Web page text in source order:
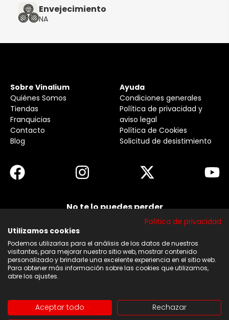
Envejecimiento
NA
Sobre Vinalium
Quiénes Somos
Tiendas
Franquicias
Contacto
Blog
Ayuda
Condiciones generales
Política de privacidad y
aviso legal
Política de Cookies
Solicitud de desistimiento
No te lo puedes perder
ninguna de nuestras noticias, ofertas y
Acepto los términos y condiciones
Política de privacidad
Utilizamos cookies
Podemos utilizarlas para el análisis de los datos de nuestros
visitantes, para mejorar nuestro sitio web, mostrar contenido
personalizado y brindarle una excelente experiencia en el sitio web.
Para obtener más información sobre las cookies que utilizamos,
abre los ajustes.
Aceptar todo Rechazar